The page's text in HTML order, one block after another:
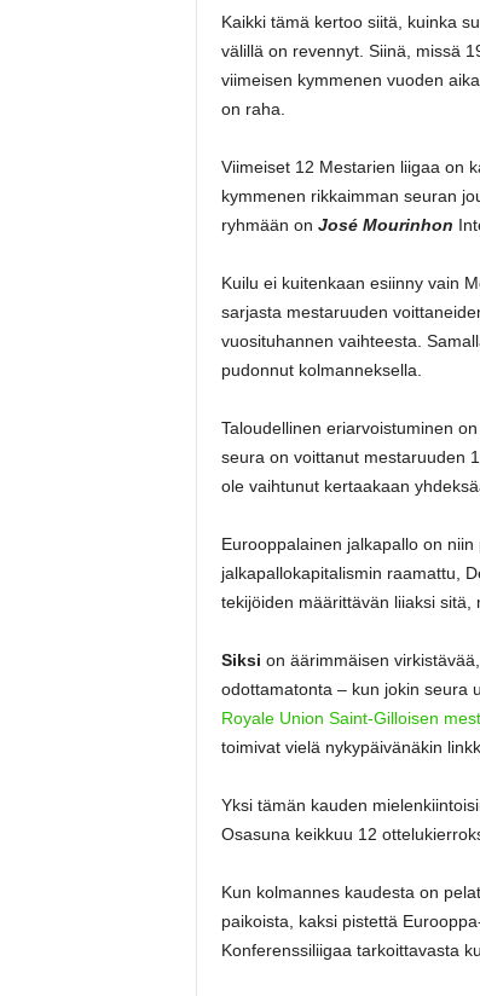
Kaikki tämä kertoo siitä, kuinka
välillä on revennyt. Siinä, missä
viimeisen kymmenen vuoden
on raha.
Viimeiset 12 Mestarien liigaa on
kymmenen rikkaimman seuran
ryhmään on José Mourinhon
Kuilu ei kuitenkaan esiinny vain
sarjasta mestaruuden
vuosituhannen vaihteesta.
pudonnut kolmanneksella.
Taloudellinen eriarvoistuminen
seura on voittanut mestaruuden
ole vaihtunut kertaakaan
Eurooppalainen jalkapallo on
jalkapallokapitalismin raamattu,
tekijöiden määrittävän liiaksi sitä,
Siksi on äärimmäisen
odottamatonta – kun jokin seura
Royale Union Saint-Gilloisen
toimivat vielä nykypäivänäkin
Yksi tämän kauden
Osasuna keikkuu 12
Kun kolmannes kaudesta on
paikoista, kaksi pistettä
Konferenssiliigaa tarkoittavasta